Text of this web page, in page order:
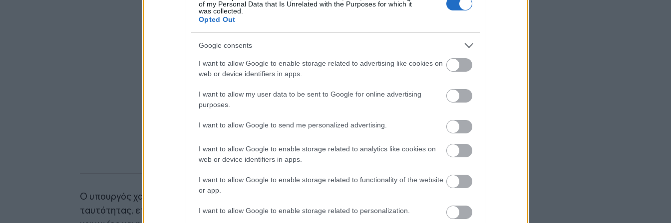
of my Personal Data that Is Unrelated with the Purposes for which it
was collected.
Opted Out
Google consents
I want to allow Google to enable storage related to advertising like cookies on
web or device identifiers in apps.
I want to allow my user data to be sent to Google for online advertising
purposes.
I want to allow Google to send me personalized advertising.
I want to allow Google to enable storage related to analytics like cookies on
web or device identifiers in apps.
I want to allow Google to enable storage related to functionality of the website
or app.
I want to allow Google to enable storage related to personalization.
Ο υπουργός χαρακτήρισε τη θάλασσα αναπόσπαστο στοιχείο της ελληνικής
ταυτότητας, επισημαίνοντας ότι η ναυτιλία, ο τουρισμός, οι νησιωτικές
18η συνεχόμενη χρονιά
δολαρίων για τη DeepSeek
Βρεττού (Credia): Πιστωτική επέκταση
άνω των 1,3 δισ. ευρώ φέτος -
Επιταχύνει την ανάπτυξη, μεταθέτει
Στα πράσινα οι ευρωαγορές - Νέο
ενδοσυνεδριακό ρεκόρ για τον Stoxx
Πυρκαγιές: 325 αυτοψίες στις
πληγείσες περιοχές - 118 «κόκκινα»
Σε εξέλιξη πυρκαγιές σε Σκύρο και
18:49
ΑΔΜΗΕ: Διατηρεί την τεχνική ηγεσία